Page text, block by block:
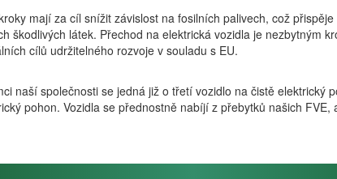
mají za cíl snížit závislost na fosilních palivech, což
škodlivých látek. Přechod na elektrická vozidla je nezbytným
cílů udržitelného rozvoje v souladu s EU.
naší společnosti se jedná již o třetí vozidlo na čistě
pohon. Vozidla se přednostně nabíjí z přebytků našich